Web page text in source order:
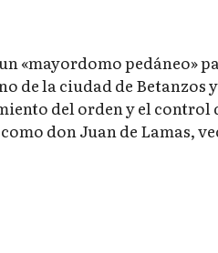
«mayordomo pedáneo»
de la ciudad de Betanzos
del orden y el
don Juan de Lamas,